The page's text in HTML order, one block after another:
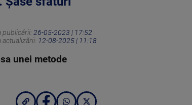
publicării: 26-05-2023 | 17:52
actualizării: 12-08-2025 | 11:18
unei metode